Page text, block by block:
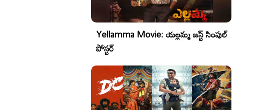
Yellamma Movie: యల్లమ్మ జస్ట్ సింపుల్
పోస్టర్